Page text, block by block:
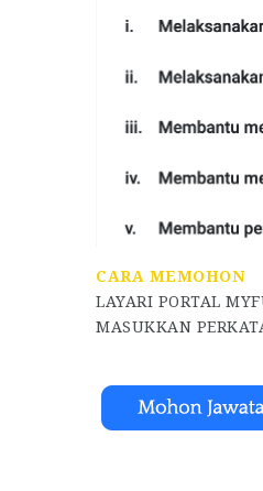
CARA MEMOHON
LAYARI PORTAL
MASUKKAN